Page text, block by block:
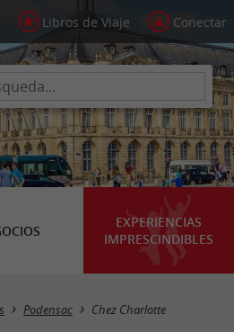
Libros de Viaje Conectar
EXPERIENCIAS
IMPRESCINDIBLES
Podensac Chez Charlotte